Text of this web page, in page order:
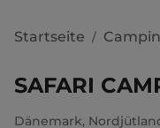
Startseite /
SAFARI
Dänemark,